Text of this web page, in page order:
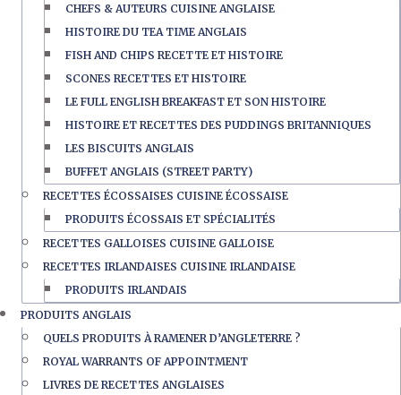
CHEFS & AUTEURS CUISINE ANGLAISE
HISTOIRE DU TEA TIME ANGLAIS
FISH AND CHIPS RECETTE ET HISTOIRE
SCONES RECETTES ET HISTOIRE
LE FULL ENGLISH BREAKFAST ET SON HISTOIRE
HISTOIRE ET RECETTES DES PUDDINGS BRITANNIQUES
LES BISCUITS ANGLAIS
BUFFET ANGLAIS (STREET PARTY)
RECETTES ÉCOSSAISES CUISINE ÉCOSSAISE
PRODUITS ÉCOSSAIS ET SPÉCIALITÉS
RECETTES GALLOISES CUISINE GALLOISE
RECETTES IRLANDAISES CUISINE IRLANDAISE
PRODUITS IRLANDAIS
PRODUITS ANGLAIS
QUELS PRODUITS À RAMENER D’ANGLETERRE ?
ROYAL WARRANTS OF APPOINTMENT
LIVRES DE RECETTES ANGLAISES